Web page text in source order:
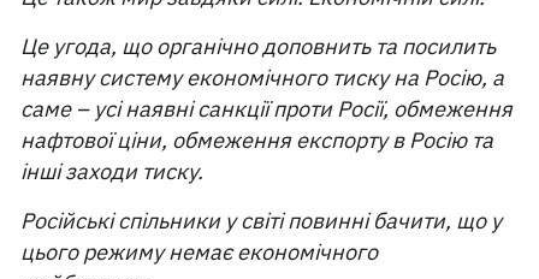
Це угода, що органічно доповнить та посилить
наявну систему економічного тиску на Росію, а
саме – усі наявні санкції проти Росії, обмеження
нафтової ціни, обмеження експорту в Росію та
інші заходи тиску.
Російські спільники у світі повинні бачити, що у
цього режиму немає економічного